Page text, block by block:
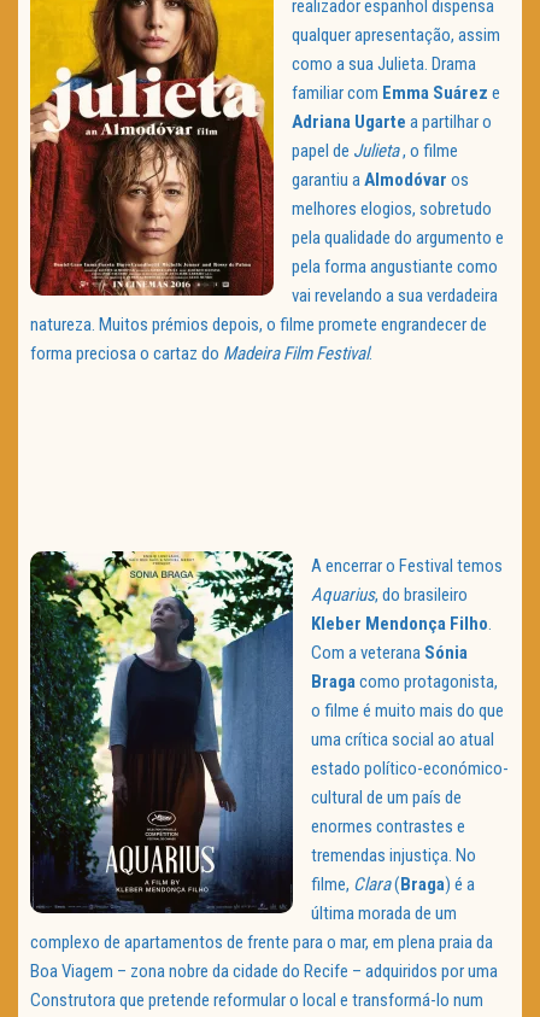
realizador espanhol dispensa
qualquer apresentação, assim
como a sua Julieta. Drama
familiar com Emma Suárez e
Adriana Ugarte a partilhar o
papel de Julieta, o filme
garantiu aAlmodóvar os
melhores elogios, sobretudo
pela qualidade do argumento e
pela forma angustiante como
vai revelando a sua verdadeira
natureza. Muitos prémios depois, o filme promete engrandecer de
forma preciosa o cartaz do Madeira Film Festival.
A encerrar o Festival temos
Aquarius, do brasileiro
Kleber Mendonça Filho.
Com a veterana Sónia
Bragacomo protagonista,
o filme é muito mais do que
uma crítica social ao atual
estado político-económico-
cultural de um país de
enormes contrastes e
tremendas injustiça. No
filme, Clara(Braga) é a
última morada de um
complexo de apartamentos de frente para o mar, em plena praia da
Boa Viagem – zona nobre da cidade do Recife – adquiridos por uma
Construtora que pretende reformular o local e transformá-lo num